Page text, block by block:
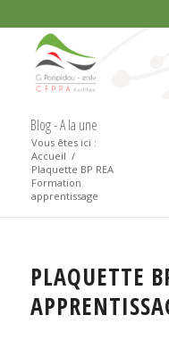
Blog - A la une
Vous êtes ici :
Accueil /
Plaquette BP REA
Formation
apprentissage
PLAQUETTE